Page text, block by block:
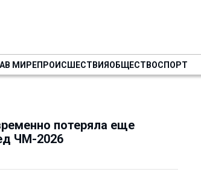
В МИРЕПРОИСШЕСТВИЯОБЩЕСТВОСПОРТ
потеряла еще
ЧМ-2026